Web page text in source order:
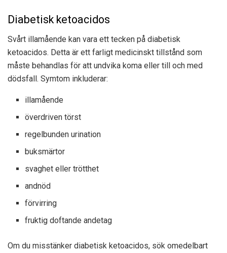
Diabetisk ketoacidos
Svårt illamående kan vara ett tecken på diabetisk
ketoacidos. Detta är ett farligt medicinskt tillstånd som
måste behandlas för att undvika koma eller till och med
dödsfall. Symtom inkluderar:
illamående
överdriven törst
regelbunden urination
buksmärtor
svaghet eller trötthet
andnöd
förvirring
fruktig doftande andetag
Om du misstänker diabetisk ketoacidos, sök omedelbart